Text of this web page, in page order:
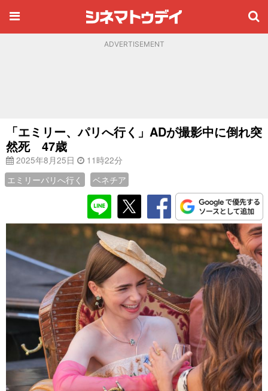
ADVERTISEMENT
「エミリー、パリへ行く」ADが撮影中に倒れ突
然死 47歳
2025年8月25日
11時22分
エミリーパリへ行く
ベネチア